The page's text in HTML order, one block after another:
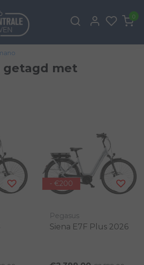
0
getagd met
- €200
Pegasus
Siena E7F Plus 2026